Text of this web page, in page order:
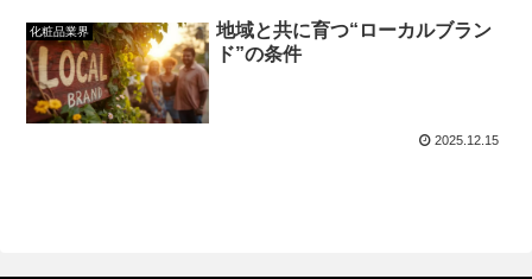
化粧品業界
地域と共に育つ“ローカルブラン
ド”の条件
2025.12.15